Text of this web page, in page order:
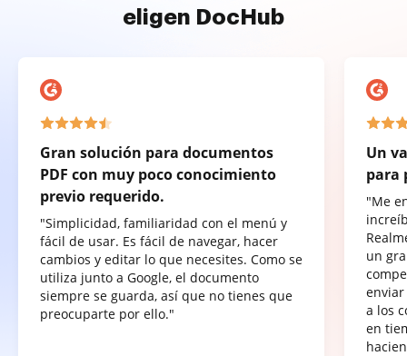
eligen DocHub
Gran solución para documentos
PDF con muy poco conocimiento
previo requerido.
"Simplicidad, familiaridad con el menú y
fácil de usar. Es fácil de navegar, hacer
cambios y editar lo que necesites. Como se
utiliza junto a Google, el documento
siempre se guarda, así que no tienes que
preocuparte por ello."
Un
para
"Me
un
a los
en